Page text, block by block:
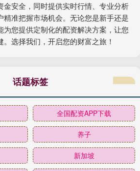
金安全，同时提供实时行情、专业分析
精准把握市场机会。无论您是新手还是
为您提供定制化的配资解决方案，让您
选择我们，开启您的财富之旅！
话题标签
全国配资APP下载
养子
新加坡